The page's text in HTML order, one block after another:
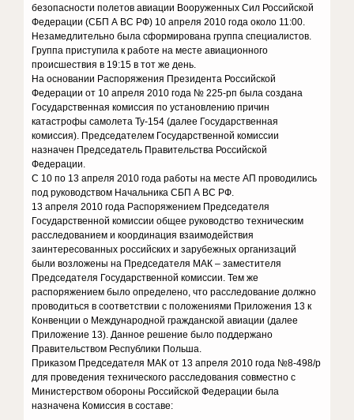
безопасности полетов авиации Вооруженных Сил Российской
Федерации (СБП А ВС РФ) 10 апреля 2010 года около 11:00.
Незамедлительно была сформирована группа специалистов.
Группа приступила к работе на месте авиационного
происшествия в 19:15 в тот же день.
На основании Распоряжения Президента Российской
Федерации от 10 апреля 2010 года № 225-рп была создана
Государственная комиссия по установлению причин
катастрофы самолета Ту-154 (далее Государственная
комиссия). Председателем Государственной комиссии
назначен Председатель Правительства Российской
Федерации.
С 10 по 13 апреля 2010 года работы на месте АП проводились
под руководством Начальника СБП А ВС РФ.
13 апреля 2010 года Распоряжением Председателя
Государственной комиссии общее руководство техническим
расследованием и координация взаимодействия
заинтересованных российских и зарубежных организаций
были возложены на Председателя МАК – заместителя
Председателя Государственной комиссии. Тем же
распоряжением было определено, что расследование должно
проводиться в соответствии с положениями Приложения 13 к
Конвенции о Международной гражданской авиации (далее
Приложение 13). Данное решение было поддержано
Правительством Республики Польша.
Приказом Председателя МАК от 13 апреля 2010 года №8-498/р
для проведения технического расследования совместно с
Министерством обороны Российской Федерации была
назначена Комиссия в составе: